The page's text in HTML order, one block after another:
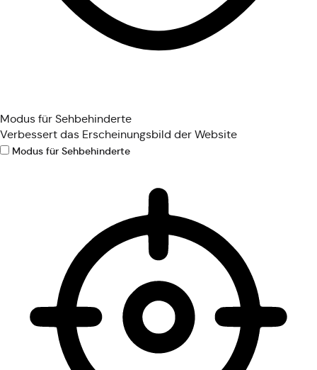
Modus für Sehbehinderte
Verbessert das Erscheinungsbild der Website
Modus für Sehbehinderte